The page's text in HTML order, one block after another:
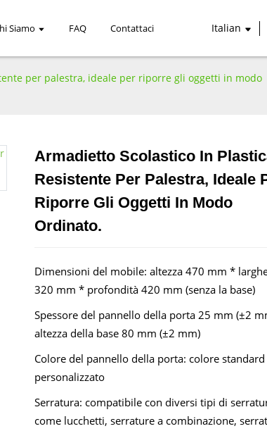
Siamo FAQ Contattaci Italian
per palestra, ideale per riporre gli oggetti in modo
Loading...
Loading...
Armadietto Scolastico In
Resistente Per Palestra, Ideale
Riporre Gli Oggetti In Modo
Ordinato.
Dimensioni del mobile: altezza 470 mm *
320 mm * profondità 420 mm (senza la base)
Spessore del pannello della porta 25 mm (±2
altezza della base 80 mm (±2 mm)
Colore del pannello della porta: colore
personalizzato
Serratura: compatibile con diversi tipi di
come lucchetti, serrature a combinazione,